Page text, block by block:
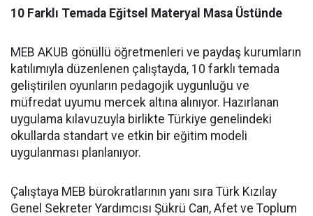
10 Farklı Temada Eğitsel Materyal Masa Üstünde
MEB AKUB gönüllü öğretmenleri ve paydaş kurumların
katılımıyla düzenlenen çalıştayda, 10 farklı temada
geliştirilen oyunların pedagojik uygunluğu ve
müfredat uyumu mercek altına alınıyor. Hazırlanan
uygulama kılavuzuyla birlikte Türkiye genelindeki
okullarda standart ve etkin bir eğitim modeli
uygulanması planlanıyor.
Çalıştaya MEB bürokratlarının yanı sıra Türk Kızılay
Genel Sekreter Yardımcısı Şükrü Can, Afet ve Toplum